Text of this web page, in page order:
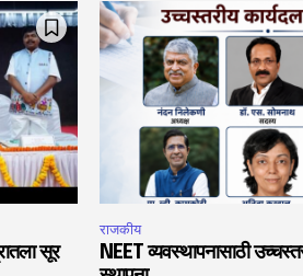
सूर
राजकीय
NEET व्यवस्थापनासाठी